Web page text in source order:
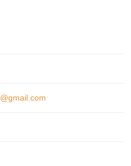
@gmail.com